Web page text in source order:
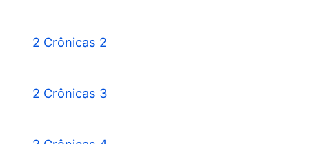
2 Crônicas 2
2 Crônicas 3